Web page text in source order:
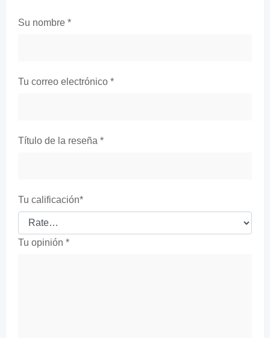
Su nombre *
Tu correo electrónico *
Título de la reseña *
Tu calificación*
Tu opinión *